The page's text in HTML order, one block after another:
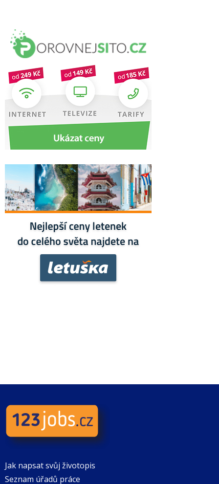
Jak napsat svůj životopis
Seznam úřadů práce